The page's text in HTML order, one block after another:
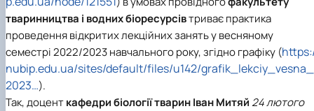
тваринництва і водних біоресурсівтриває практика
проведення відкритих лекційних занять у весняному
семестрі 2022/2023 навчального року, згідно графіку (
nubip.edu.ua/sites/default/files/u142/grafik_lekciy_vesna_
2023…).
Так, доценткафедри біології тваринІван Митяй24 лютого